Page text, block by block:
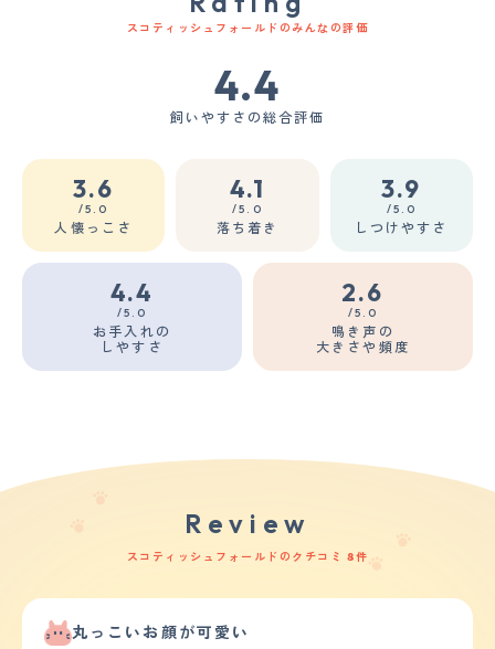
スコティッシュフォールドのみんなの評価
4.4
飼いやすさの総合評価
3.6
/5.0
人懐っこさ
4.1
/5.0
落ち着き
3.9
/5.0
しつけやすさ
4.4
/5.0
お手入れの
しやすさ
2.6
/5.0
鳴き声の
大きさや頻度
Review
スコティッシュフォールドのクチコミ 8件
丸っこいお顔が可愛い